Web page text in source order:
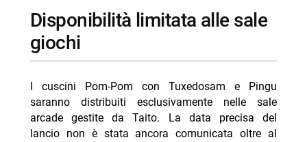
disponibilità limitata alle sale
giochi
I cuscini Pom-Pom con Tuxedosam e Pingu
saranno distribuiti esclusivamente nelle sale
arcade gestite da Taito. La data precisa del
lancio non è stata ancora comunicata oltre al